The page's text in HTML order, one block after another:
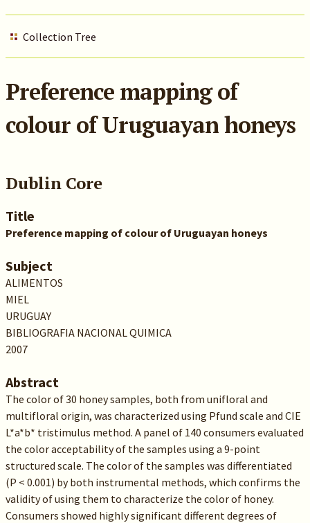
Collection Tree
Preference mapping of
colour of Uruguayan honeys
Dublin Core
Title
Preference mapping of colour of Uruguayan honeys
Subject
ALIMENTOS
MIEL
URUGUAY
BIBLIOGRAFIA NACIONAL QUIMICA
2007
Abstract
The color of 30 honey samples, both from unifloral and
multifloral origin, was characterized using Pfund scale and CIE
L*a*b* tristimulus method. A panel of 140 consumers evaluated
the color acceptability of the samples using a 9-point
structured scale. The color of the samples was differentiated
(P < 0.001) by both instrumental methods, which confirms the
validity of using them to characterize the color of honey.
Consumers showed highly significant different degrees of